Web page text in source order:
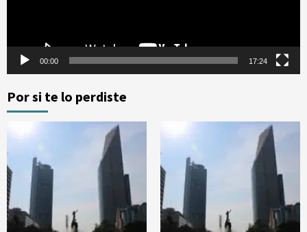
00:00 17:24
Por si te lo perdiste